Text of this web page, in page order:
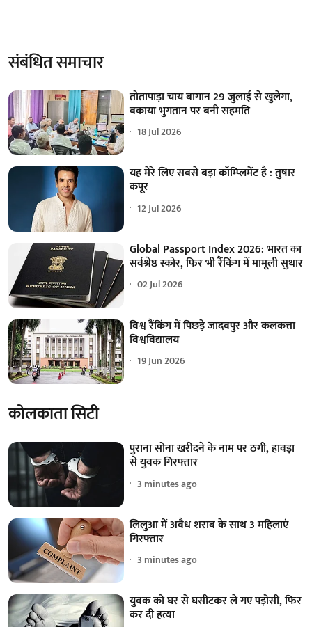
संबंधित समाचार
तोतापाड़ा चाय बागान 29 जुलाई से खुलेगा,
बकाया भुगतान पर बनी सहमति
18 Jul 2026
यह मेरे लिए सबसे बड़ा कॉम्प्लिमेंट है : तुषार
कपूर
12 Jul 2026
Global Passport Index 2026: भारत का
सर्वश्रेष्ठ स्कोर, फिर भी रैंकिंग में मामूली सुधार
02 Jul 2026
विश्व रैंकिंग में पिछड़े जादवपुर और कलकत्ता
विश्वविद्यालय
19 Jun 2026
कोलकाता सिटी
पुराना सोना खरीदने के नाम पर ठगी, हावड़ा
से युवक गिरफ्तार
3 minutes ago
लिलुआ में अवैध शराब के साथ 3 महिलाएं
गिरफ्तार
3 minutes ago
युवक को घर से घसीटकर ले गए पड़ोसी, फिर
कर दी हत्या